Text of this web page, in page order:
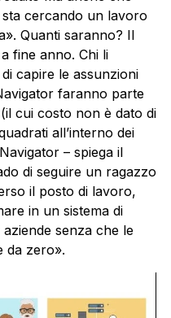
cercando un lavoro
Quanti saranno? Il
fine anno. Chi li
capire le assunzioni
faranno parte
cui costo non è dato di
all’interno dei
– spiega il
di seguire un ragazzo
il posto di lavoro,
in un sistema di
senza che le
da zero».